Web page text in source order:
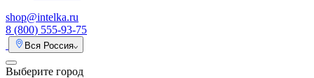
shop@intelka.ru
8 (800) 555-93-75
Вся Россия
Выберите город